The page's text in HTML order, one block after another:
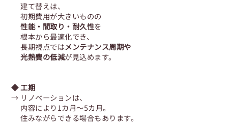
建て替えは、
初期費用が大きいものの
性能・間取り・耐久性を
根本から最適化でき、
長期視点ではメンテナンス周期や
光熱費の低減が見込めます。
◆ 工期
→ リノベーションは、
内容により1カ月～5カ月。
住みながらできる場合もあります。